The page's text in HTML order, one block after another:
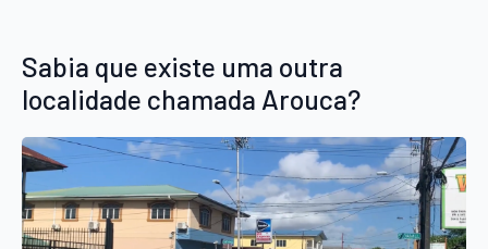
Sabia que existe uma outra
localidade chamada Arouca?